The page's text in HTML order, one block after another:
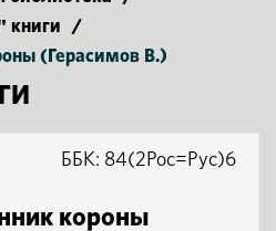
книги
/
(Герасимов В.)
короны
ББК: 84(2Рос=Рус)6